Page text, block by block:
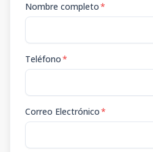
Nombre completo*
Teléfono*
Correo Electrónico*